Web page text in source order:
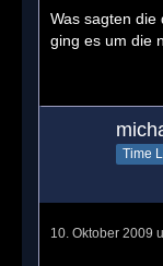
Was sagten die
ging es um die
Time
10. Oktober 2009